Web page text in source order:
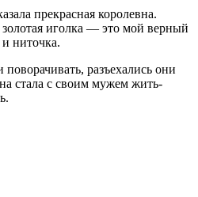
прекрасная королевна.
иголка — это мой верный
ниточка.
разъехались они
стала с своим мужем жить-